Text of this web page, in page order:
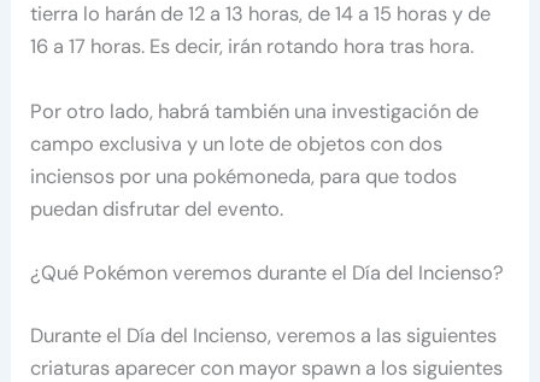
tierra lo harán de 12 a 13 horas, de 14 a 15 horas y de
16 a 17 horas. Es decir, irán rotando hora tras hora.
Por otro lado, habrá también una investigación de
campo exclusiva y un lote de objetos con dos
inciensos por una pokémoneda, para que todos
puedan disfrutar del evento.
¿Qué Pokémon veremos durante el Día del Incienso?
Durante el Día del Incienso, veremos a las siguientes
criaturas aparecer con mayor spawn a los siguientes